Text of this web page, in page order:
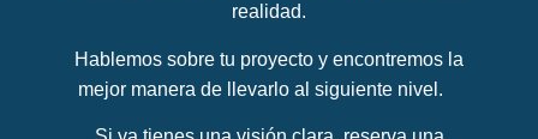
realidad.
Hablemos sobre tu proyecto y encontremos la
mejor manera de llevarlo al siguiente nivel.